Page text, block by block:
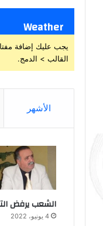
Weather
القالب > الدمج.
الأشهر
الشعب يرفض
4 يونيو، 2022